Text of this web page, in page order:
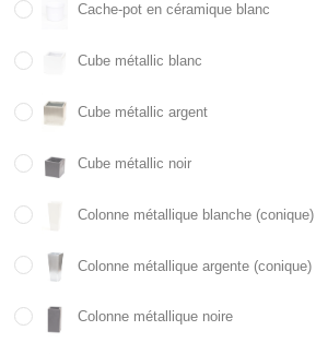
Cache-pot en céramique blanc
Cube métallic blanc
Cube métallic argent
Cube métallic noir
Colonne métallique blanche (conique)
Colonne métallique argente (conique)
Colonne métallique noire